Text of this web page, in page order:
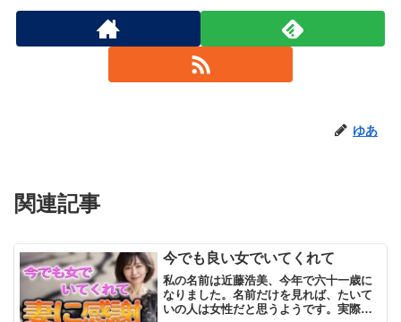
ゆあ
関連記事
今でも良い女でいてくれて
私の名前は近藤浩美、今年で六十一歳に
なりました。名前だけを見れば、たいて
いの人は女性だと思うようです。実際、